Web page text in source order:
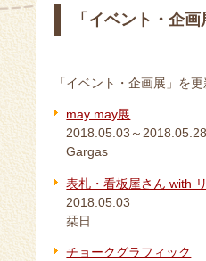
「イベント・企
「イベント・企画展」を更
may may展
2018.05.03～2018.05.28
Gargas
表札・看板屋さん with
2018.05.03
栞日
チョークグラフィック